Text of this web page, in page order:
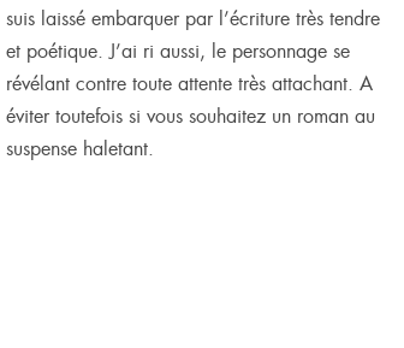
suis laissé embarquer par l’écriture très tendre
et poétique. J’ai ri aussi, le personnage se
révélant contre toute attente très attachant. A
éviter toutefois si vous souhaitez un roman au
suspense haletant.